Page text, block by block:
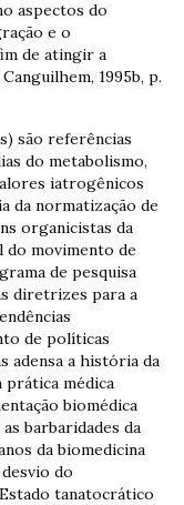
aspectos do
e o
de atingir a
1995b, p.
são referências
do metabolismo,
iatrogênicos
da normatização de
organicistas da
do movimento de
de pesquisa
diretrizes para a
de políticas
adensa a história da
prática médica
biomédica
barbaridades da
da biomedicina
do
tanatocrático